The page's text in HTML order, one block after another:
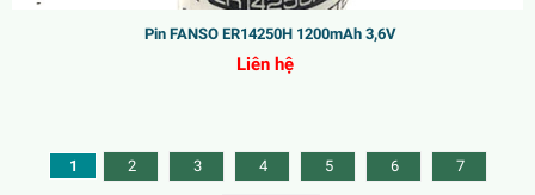
Pin FANSO ER14250H 1200mAh 3,6V
Liên hệ
1 2 3 4 5 6 7